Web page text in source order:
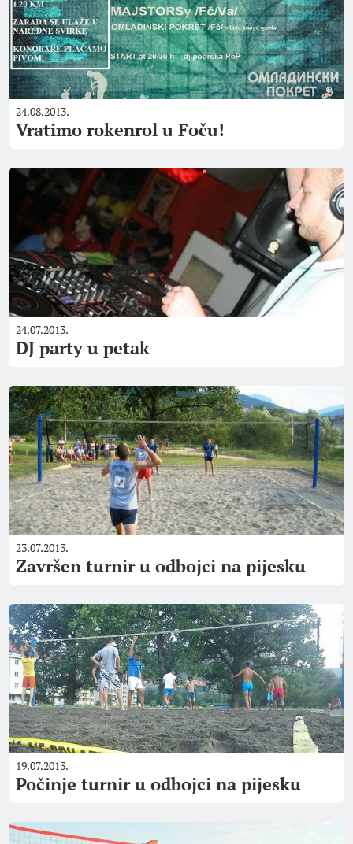
24.08.2013.
Vratimo rokenrol u Foču!
24.07.2013.
DJ party u petak
23.07.2013.
Završen turnir u odbojci na pijesku
19.07.2013.
Počinje turnir u odbojci na pijesku